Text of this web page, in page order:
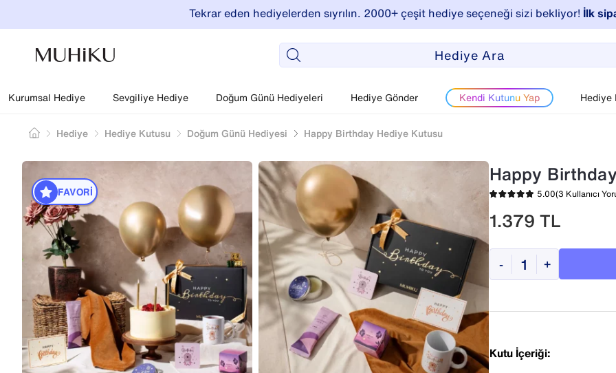
Tekrar eden hediyelerden sıyrılın. 2000+ çeşit hediye seçeneği sizi bekliyor! İlk
Kurumsal Hediye Sevgiliye Hediye Doğum Günü Hediyeleri Hediye Gönder Kendi Kutunu Yap Hediye
Hediye Hediye Kutusu Doğum Günü Hediyesi Happy Birthday Hediye Kutusu
FAVORI
Happy
5.00(3 Kullanıcı
1.379 TL
- +
Kutu İçeriği: